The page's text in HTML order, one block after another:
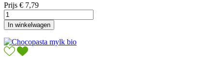
Prijs € 7,79
In winkelwagen